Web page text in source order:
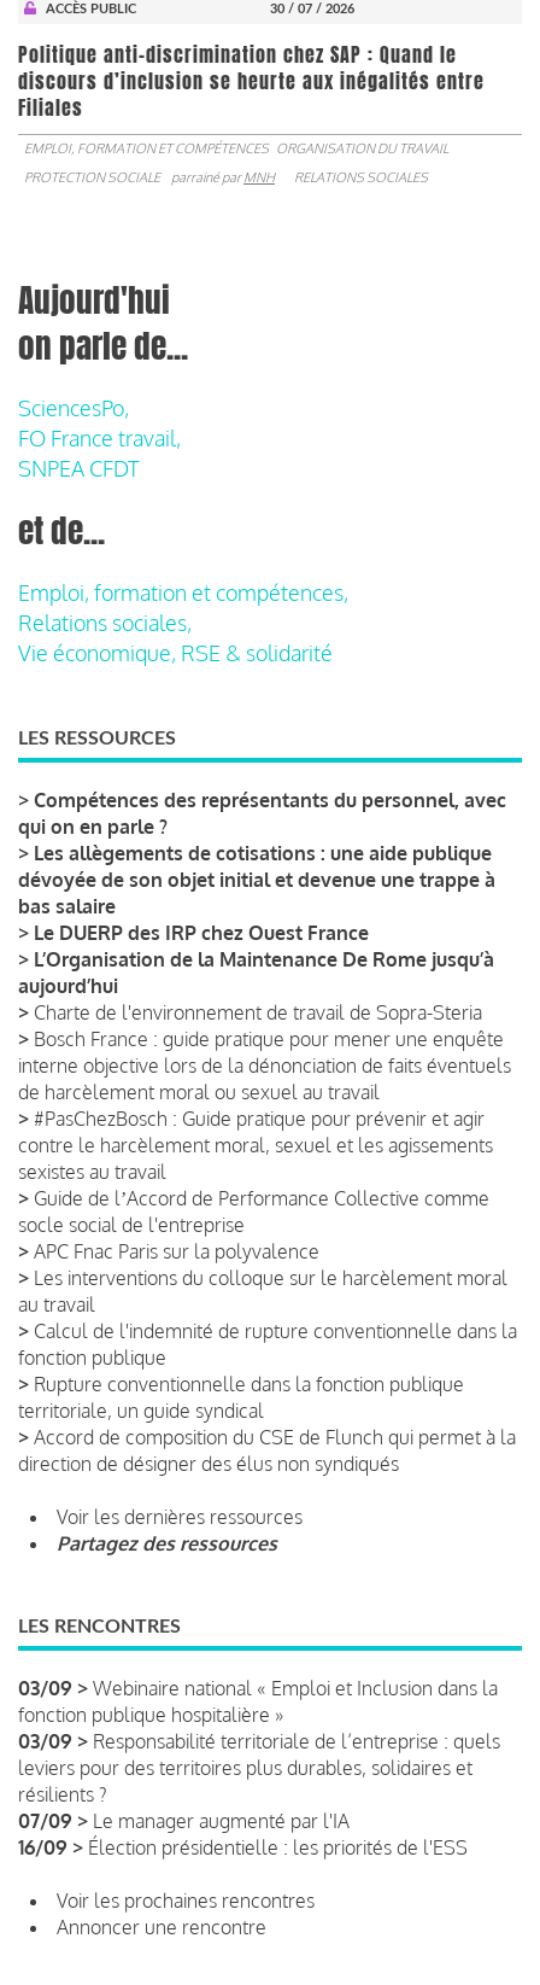
ACCÈS PUBLIC
30 / 07 / 2026
Politique anti-discrimination chez SAP : Quand le
discours d’inclusion se heurte aux inégalités entre
Filiales
EMPLOI, FORMATION ET COMPÉTENCES ORGANISATION DU TRAVAIL
PROTECTION SOCIALE
parrainé parMNH RELATIONS SOCIALES
Aujourd'hui
on parle de...
SciencesPo,
FO France travail,
SNPEA CFDT
et de...
Emploi, formation et compétences,
Relations sociales,
Vie économique, RSE & solidarité
LES RESSOURCES
> Compétences des représentants du personnel, avec
qui on en parle ?
> Les allègements de cotisations : une aide publique
dévoyée de son objet initial et devenue une trappe à
bas salaire
> Le DUERP des IRP chez Ouest France
> L’Organisation de la Maintenance De Rome jusqu’à
aujourd’hui
> Charte de l'environnement de travail de Sopra-Steria
> Bosch France : guide pratique pour mener une enquête
interne objective lors de la dénonciation de faits éventuels
de harcèlement moral ou sexuel au travail
> #PasChezBosch : Guide pratique pour prévenir et agir
contre le harcèlement moral, sexuel et les agissements
sexistes au travail
> Guide de lʼAccord de Performance Collective comme
socle social de l'entreprise
> APC Fnac Paris sur la polyvalence
> Les interventions du colloque sur le harcèlement moral
au travail
> Calcul de l'indemnité de rupture conventionnelle dans la
fonction publique
> Rupture conventionnelle dans la fonction publique
territoriale, un guide syndical
> Accord de composition du CSE de Flunch qui permet à la
direction de désigner des élus non syndiqués
Voir les dernières ressources
Partagez des ressources
LES RENCONTRES
03/09 > Webinaire national « Emploi et Inclusion dans la
fonction publique hospitalière »
03/09 > Responsabilité territoriale de l’entreprise : quels
leviers pour des territoires plus durables, solidaires et
résilients ?
07/09 > Le manager augmenté par l'IA
16/09 > Élection présidentielle : les priorités de l'ESS
Voir les prochaines rencontres
Annoncer une rencontre